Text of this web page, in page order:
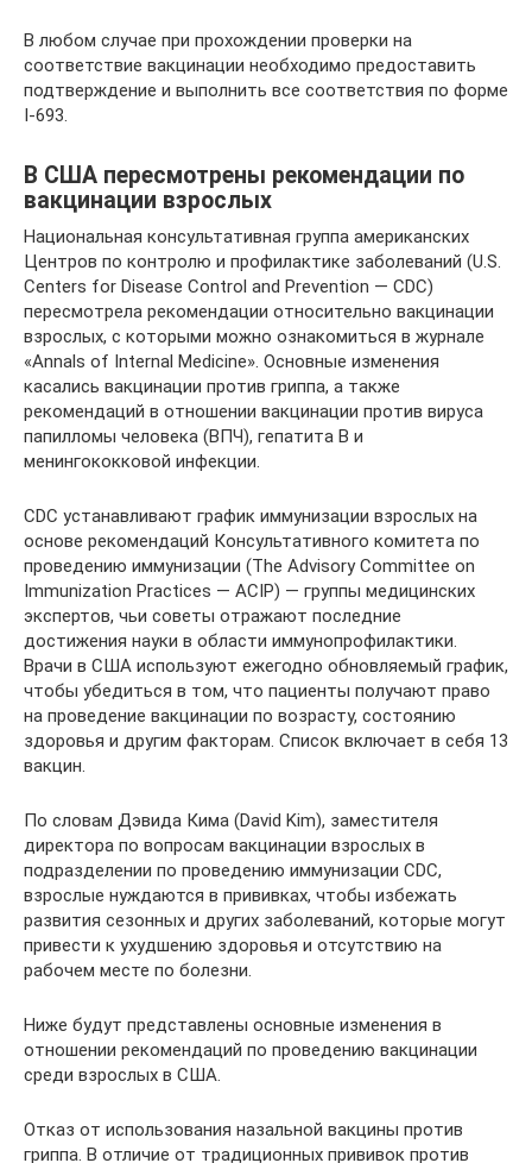
В любом случае при прохождении проверки на
соответствие вакцинации необходимо предоставить
подтверждение и выполнить все соответствия по форме
I-693.
В США пересмотрены рекомендации по
вакцинации взрослых
Национальная консультативная группа американских
Центров по контролю и профилактике заболеваний (U.S.
Centers for Disease Control and Prevention — CDC)
пересмотрела рекомендации относительно вакцинации
взрослых, с которыми можно ознакомиться в журнале
«Annals of Internal Medicine». Основные изменения
касались вакцинации против гриппа, а также
рекомендаций в отношении вакцинации против вируса
папилломы человека (ВПЧ), гепатита В и
менингококковой инфекции.
CDC устанавливают график иммунизации взрослых на
основе рекомендаций Консультативного комитета по
проведению иммунизации (The Advisory Committee on
Immunization Practices — ACIP) — группы медицинских
экспертов, чьи советы отражают последние
достижения науки в области иммунопрофилактики.
Врачи в США используют ежегодно обновляемый график,
чтобы убедиться в том, что пациенты получают право
на проведение вакцинации по возрасту, состоянию
здоровья и другим факторам. Список включает в себя 13
вакцин.
По словам Дэвида Кима (David Kim), заместителя
директора по вопросам вакцинации взрослых в
подразделении по проведению иммунизации CDC,
взрослые нуждаются в прививках, чтобы избежать
развития сезонных и других заболеваний, которые могут
привести к ухудшению здоровья и отсутствию на
рабочем месте по болезни.
Ниже будут представлены основные изменения в
отношении рекомендаций по проведению вакцинации
среди взрослых в США.
Отказ от использования назальной вакцины против
гриппа. В отличие от традиционных прививок против